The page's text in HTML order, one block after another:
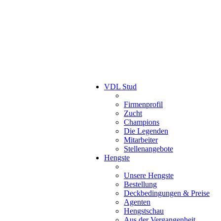
VDL Stud
Firmenprofil
Zucht
Champions
Die Legenden
Mitarbeiter
Stellenangebote
Hengste
Unsere Hengste
Bestellung
Deckbedingungen & Preise
Agenten
Hengstschau